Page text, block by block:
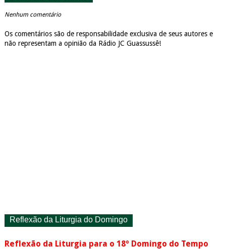
Nenhum comentário
Os comentários são de responsabilidade exclusiva de seus autores e
não representam a opinião da Rádio JC Guassussê!
Reflexão da Liturgia do Domingo
Reflexão da Liturgia para o 18º Domingo do Tempo